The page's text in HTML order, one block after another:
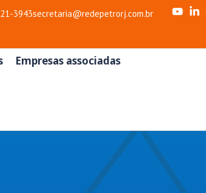
3943secretaria@redepetrorj.com.br
Empresas associadas